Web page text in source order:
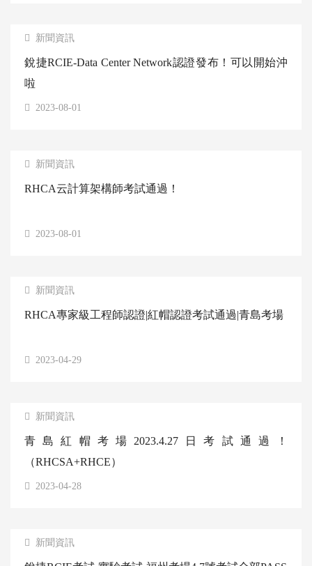
新聞資訊
銳捷RCIE-Data Center Network認證發布！可以開始沖
啦
2023-08-01
新聞資訊
RHCA云計算架構師考試通過！
2023-08-01
新聞資訊
RHCA專家級工程師認證|紅帽認證考試通過|青島考場
2023-04-29
新聞資訊
青島紅帽考場2023.4.27日考試通過！
（RHCSA+RHCE）
2023-04-28
新聞資訊